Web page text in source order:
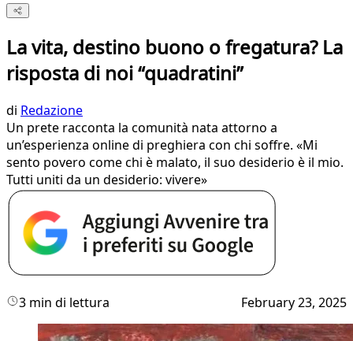
La vita, destino buono o fregatura? La
risposta di noi “quadratini”
di Redazione
Un prete racconta la comunità nata attorno a
un’esperienza online di preghiera con chi soffre. «Mi
sento povero come chi è malato, il suo desiderio è il mio.
Tutti uniti da un desiderio: vivere»
3 min di lettura February 23, 2025